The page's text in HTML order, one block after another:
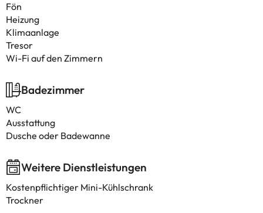
Fön
Heizung
Klimaanlage
Tresor
Wi-Fi auf den Zimmern
Badezimmer
WC
Ausstattung
Dusche oder Badewanne
Weitere Dienstleistungen
Kostenpflichtiger Mini-Kühlschrank
Trockner